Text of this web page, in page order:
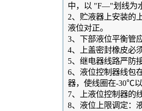
中，以 "F―"划线为
2、贮液器上安装的
液位对正。
3、下部液位平衡管
4、上盖密封橡皮必
5、继电器线路严防
6、液位控制器线包
器，使线圈在-30℃
7、上液位控制器的
8、液位上限调定：